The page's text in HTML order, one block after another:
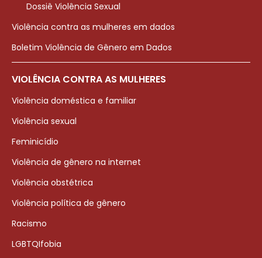
Dossiê Violência Sexual
Violência contra as mulheres em dados
Boletim Violência de Gênero em Dados
VIOLÊNCIA CONTRA AS MULHERES
Violência doméstica e familiar
Violência sexual
Feminicídio
Violência de gênero na internet
Violência obstétrica
Violência política de gênero
Racismo
LGBTQIfobia